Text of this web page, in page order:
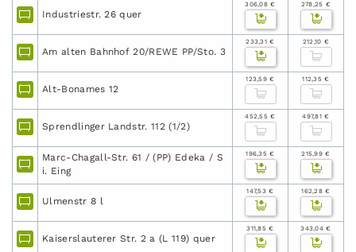
Industriestr. 26 quer
306,08 € 278,25 €
Am alten Bahnhof 20/REWE PP/Sto. 3
233,31 € 212,10 €
Alt-Bonames 12
123,59 € 112,35 €
Sprendlinger Landstr. 112 (1/2)
452,55 € 497,81 €
Marc-Chagall-Str. 61 / (PP) Edeka / S
i. Eing
196,35 € 215,99 €
Ulmenstr 8 l
147,53 € 162,28 €
Kaiserslauterer Str. 2 a (L 119) quer
311,85 € 343,04 €